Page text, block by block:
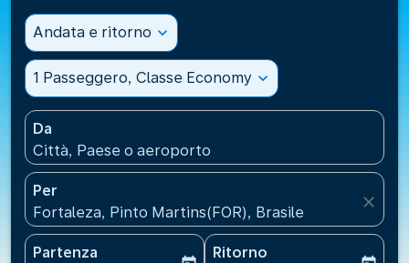
Andata e ritorno expand_more
1 Passeggero, Classe Economy expand_more
Da
Città, Paese o aeroporto
Per
Fortaleza, Pinto Martins(FOR), Brasile
close
Partenza
Ritorno